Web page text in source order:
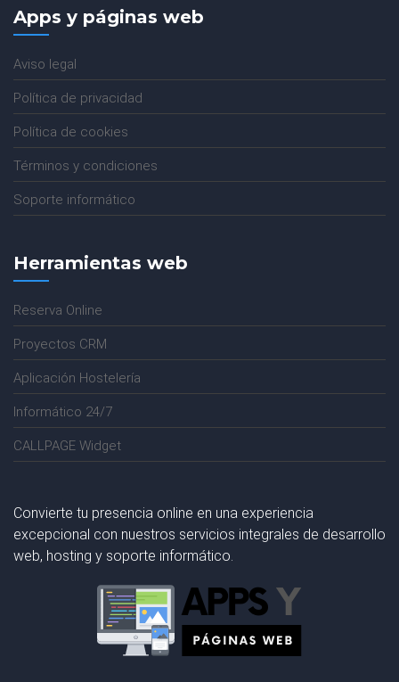
Apps y páginas web
Aviso legal
Política de privacidad
Política de cookies
Términos y condiciones
Soporte informático
Herramientas web
Reserva Online
Proyectos CRM
Aplicación Hostelería
Informático 24/7
CALLPAGE Widget
Convierte tu presencia online en una experiencia
excepcional con nuestros servicios integrales de desarrollo
web, hosting y soporte informático.